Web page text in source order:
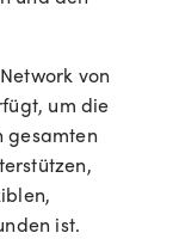
von
um die
gesamten
ist.